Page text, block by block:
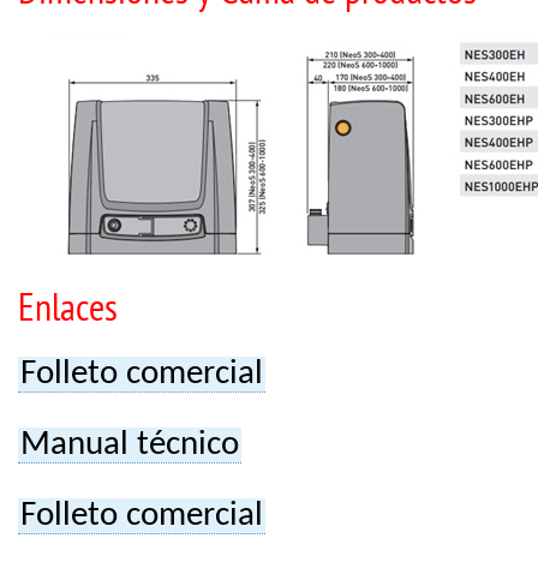
Enlaces
Folleto comercial
Manual técnico
Folleto comercial